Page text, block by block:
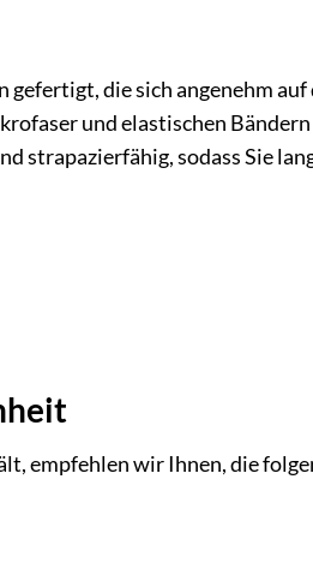
die sich angenehm
und elastischen
sodass Sie
empfehlen wir Ihnen, die